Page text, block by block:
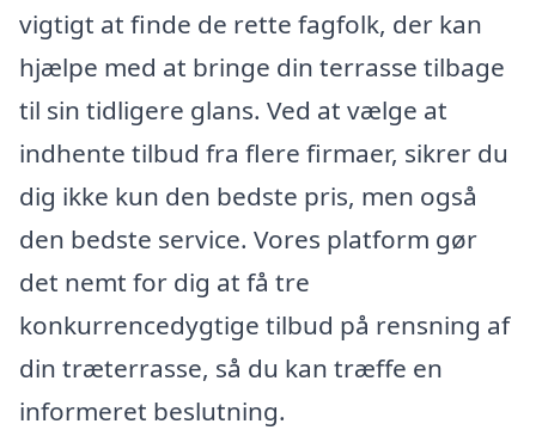
vigtigt at finde de rette fagfolk, der kan
hjælpe med at bringe din terrasse tilbage
til sin tidligere glans. Ved at vælge at
indhente tilbud fra flere firmaer, sikrer du
dig ikke kun den bedste pris, men også
den bedste service. Vores platform gør
det nemt for dig at få tre
konkurrencedygtige tilbud på rensning af
din træterrasse, så du kan træffe en
informeret beslutning.